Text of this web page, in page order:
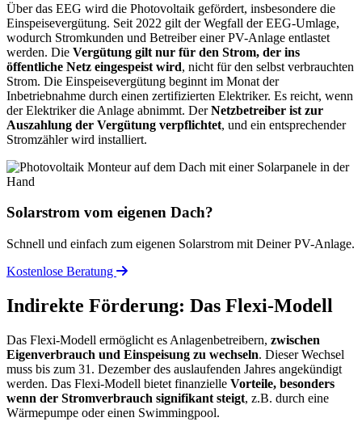
Über das EEG wird die Photovoltaik gefördert, insbesondere die
Einspeisevergütung. Seit 2022 gilt der Wegfall der EEG-Umlage,
wodurch Stromkunden und Betreiber einer PV-Anlage entlastet
werden. Die Vergütung gilt nur für den Strom, der ins
öffentliche Netz eingespeist wird, nicht für den selbst verbrauchten
Strom. Die Einspeisevergütung beginnt im Monat der
Inbetriebnahme durch einen zertifizierten Elektriker. Es reicht, wenn
der Elektriker die Anlage abnimmt. DerNetzbetreiber ist zur
Auszahlung der Vergütung verpflichtet, und ein entsprechender
Stromzähler wird installiert.
Solarstrom vom eigenen Dach?
Schnell und einfach zum eigenen Solarstrom mit Deiner PV-Anlage.
Kostenlose Beratung
Indirekte Förderung: Das Flexi-Modell
Das Flexi-Modell ermöglicht es Anlagenbetreibern, zwischen
Eigenverbrauch und Einspeisung zu wechseln. Dieser Wechsel
muss bis zum 31. Dezember des auslaufenden Jahres angekündigt
werden. Das Flexi-Modell bietet finanzielle Vorteile, besonders
wenn der Stromverbrauch signifikant steigt, z.B. durch eine
Wärmepumpe oder einen Swimmingpool.